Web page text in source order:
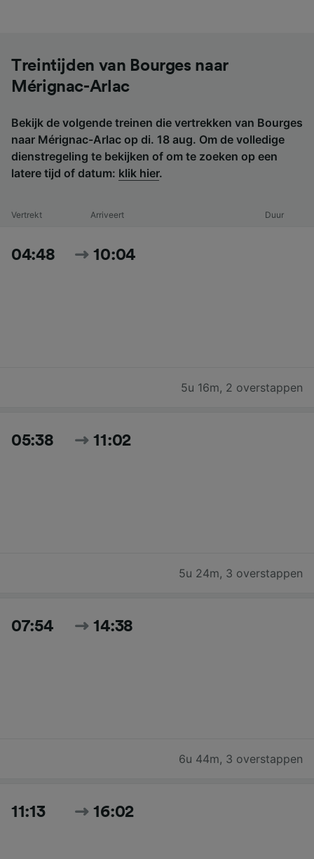
Treintijden van Bourges naar
Mérignac-Arlac
Bekijk de volgende treinen die vertrekken van Bourges
naar Mérignac-Arlac op di. 18 aug. Om de volledige
dienstregeling te bekijken of om te zoeken op een
latere tijd of datum: klik hier.
Vertrekt Arriveert Duur
04:48 10:04
5u 16m, 2 overstappen
05:38 11:02
5u 24m, 3 overstappen
07:54 14:38
6u 44m, 3 overstappen
11:13 16:02